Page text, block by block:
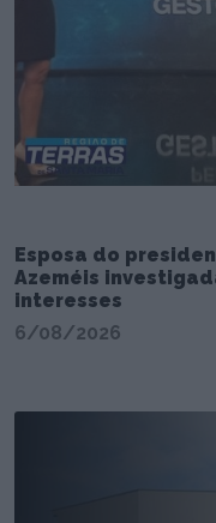
Esposa do
Azeméis
interesses
6/08/2026